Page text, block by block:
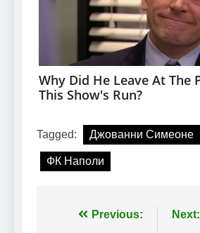
Tagged: Джованни Симеоне
ФК Наполи
Навігація
Previous: Next: